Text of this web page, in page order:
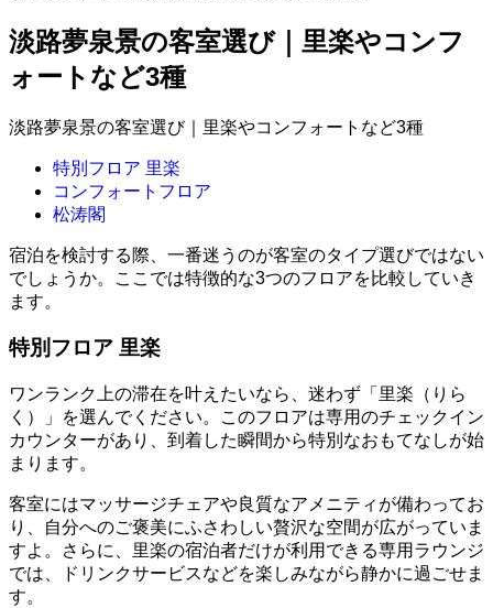
淡路夢泉景の客室選び｜里楽やコンフ
ォートなど3種
淡路夢泉景の客室選び｜里楽やコンフォートなど3種
特別フロア 里楽
コンフォートフロア
松涛閣
宿泊を検討する際、一番迷うのが客室のタイプ選びではない
でしょうか。ここでは特徴的な3つのフロアを比較していき
ます。
特別フロア 里楽
ワンランク上の滞在を叶えたいなら、迷わず「里楽（りら
く）」を選んでください。このフロアは専用のチェックイン
カウンターがあり、到着した瞬間から特別なおもてなしが始
まります。
客室にはマッサージチェアや良質なアメニティが備わってお
り、自分へのご褒美にふさわしい贅沢な空間が広がっていま
すよ。さらに、里楽の宿泊者だけが利用できる専用ラウンジ
では、ドリンクサービスなどを楽しみながら静かに過ごせま
す。